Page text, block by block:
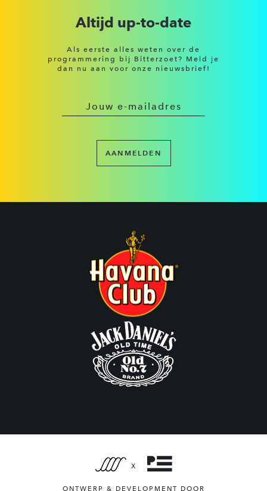
Altijd up-to-date
Als eerste alles weten over de
programmering bij Bitterzoet? Meld je
dan nu aan voor onze nieuwsbrief!
AANMELDEN
X
ONTWERP & DEVELOPMENT DOOR